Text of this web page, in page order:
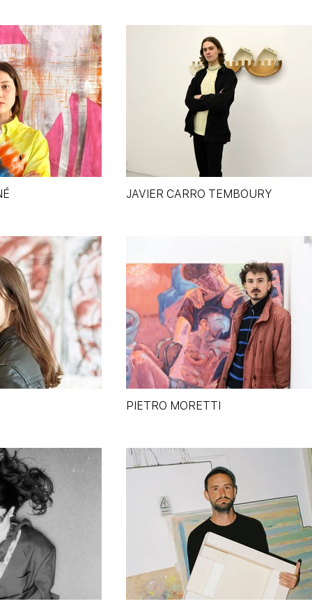
JAVIER CARRO TEMBOURY
PIETRO MORETTI